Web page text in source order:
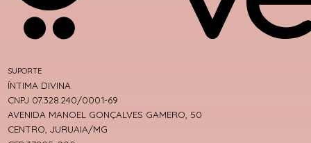
SUPORTE
ÍNTIMA DIVINA
CNPJ 07.328.240/0001-69
AVENIDA MANOEL GONÇALVES GAMERO, 50
CENTRO, JURUAIA/MG